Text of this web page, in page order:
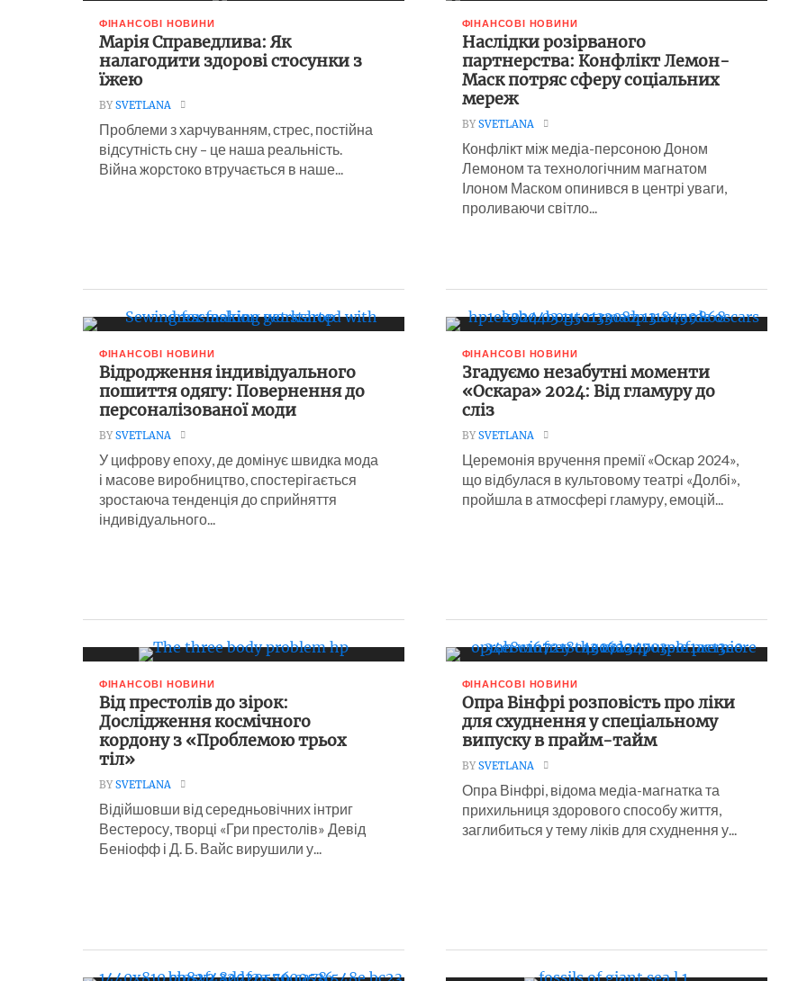
ФІНАНСОВІ НОВИНИ
Марія Справедлива: Як
налагодити здорові стосунки з
їжею
BYSVETLANA
Проблеми з харчуванням, стрес, постійна
відсутність сну – це наша реальність.
Війна жорстоко втручається в наше...
ФІНАНСОВІ НОВИНИ
Наслідки розірваного
партнерства: Конфлікт Лемон-
Маск потряс сферу соціальних
мереж
BYSVETLANA
Конфлікт між медіа-персоною Доном
Лемоном та технологічним магнатом
Ілоном Маском опинився в центрі уваги,
проливаючи світло...
ФІНАНСОВІ НОВИНИ
Відродження індивідуального
пошиття одягу: Повернення до
персоналізованої моди
BYSVETLANA
У цифрову епоху, де домінує швидка мода
і масове виробництво, спостерігається
зростаюча тенденція до сприйняття
індивідуального...
ФІНАНСОВІ НОВИНИ
Згадуємо незабутні моменти
«Оскара» 2024: Від гламуру до
сліз
BYSVETLANA
Церемонія вручення премії «Оскар 2024»,
що відбулася в культовому театрі «Долбі»,
пройшла в атмосфері гламуру, емоцій...
ФІНАНСОВІ НОВИНИ
Від престолів до зірок:
Дослідження космічного
кордону з «Проблемою трьох
тіл»
BYSVETLANA
Відійшовши від середньовічних інтриг
Вестеросу, творці «Гри престолів» Девід
Беніофф і Д. Б. Вайс вирушили у...
ФІНАНСОВІ НОВИНИ
Опра Вінфрі розповість про ліки
для схуднення у спеціальному
випуску в прайм-тайм
BYSVETLANA
Опра Вінфрі, відома медіа-магнатка та
прихильниця здорового способу життя,
заглибиться у тему ліків для схуднення у...